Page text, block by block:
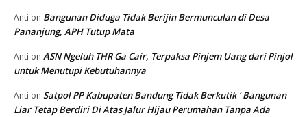
Anti on Bangunan Diduga Tidak Berijin Bermunculan di Desa
Pananjung, APH Tutup Mata
Anti on ASN Ngeluh THR Ga Cair, Terpaksa Pinjem Uang dari Pinjol
untuk Menutupi Kebutuhannya
Anti on Satpol PP Kabupaten Bandung Tidak Berkutik ‘ Bangunan
Liar Tetap Berdiri Di Atas Jalur Hijau Perumahan Tanpa Ada